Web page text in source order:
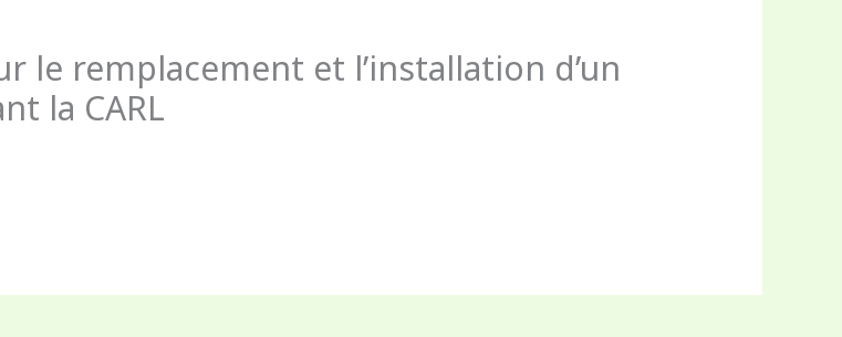
le remplacement et l’installation d’un
la CARL